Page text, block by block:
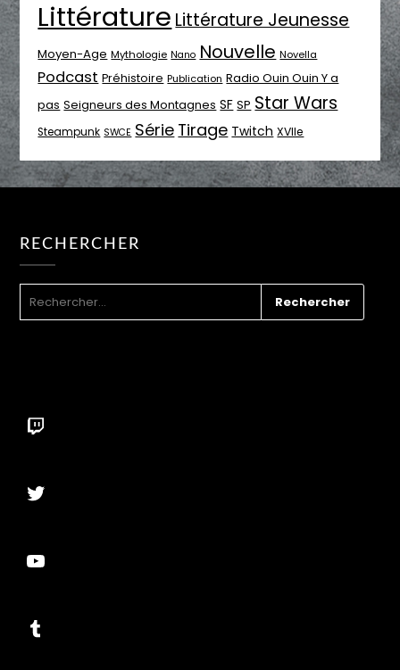
Littérature Littérature Jeunesse
Moyen-Age Mythologie Nano Nouvelle Novella
Podcast Préhistoire Publication Radio Ouin Ouin Y a
pas Seigneurs des Montagnes SF SP Star Wars
Steampunk SWCE Série Tirage Twitch XVIIe
RECHERCHER
Twitch
Twitter
YouTube
Tumblr